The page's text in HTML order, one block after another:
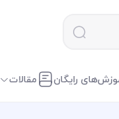
رایگان مقالات